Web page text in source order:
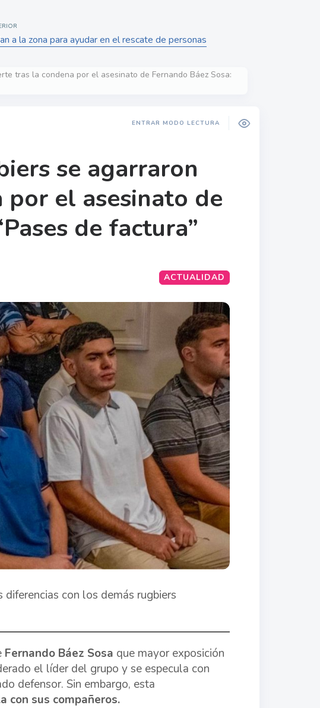
a la zona para ayudar en el rescate de personas
tras la condena por el asesinato de Fernando Báez Sosa:
ENTRAR MODO LECTURA
se agarraron
el asesinato de
de factura”
ACTUALIDAD
con los demás rugbiers
Fernando Báez Sosa que mayor exposición
el líder del grupo y se especula con
defensor. Sin embargo, esta
con sus compañeros.